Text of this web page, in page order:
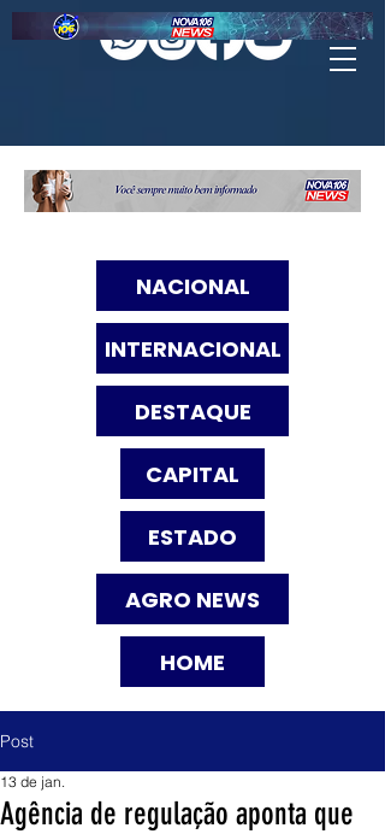
NACIONAL
INTERNACIONAL
DESTAQUE
CAPITAL
ESTADO
AGRO NEWS
HOME
Post
Agência de regulação aponta que
13 de jan.